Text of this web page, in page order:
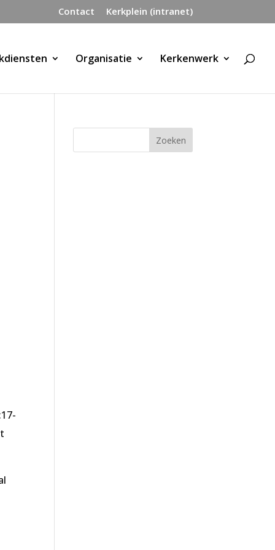
Contact Kerkplein (intranet)
Organisatie Kerkenwerk